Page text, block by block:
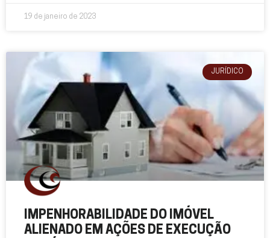
19 de janeiro de 2023
JURÍDICO
IMPENHORABILIDADE DO IMÓVEL
ALIENADO EM AÇÕES DE EXECUÇÃO